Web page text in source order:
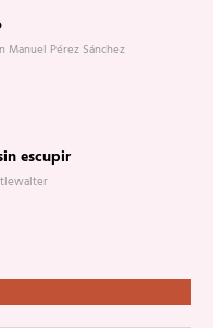
Manuel Pérez Sánchez
escupir